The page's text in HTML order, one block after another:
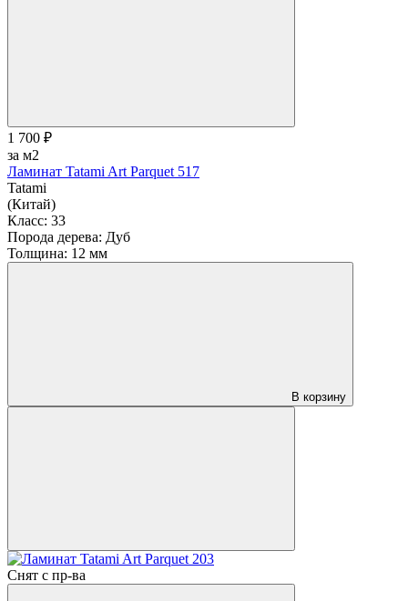
1 700 ₽
за м2
Ламинат Tatami Art Parquet 517
Tatami
(Китай)
Класс: 33
Порода дерева: Дуб
Толщина: 12 мм
В корзину
Снят с пр-ва